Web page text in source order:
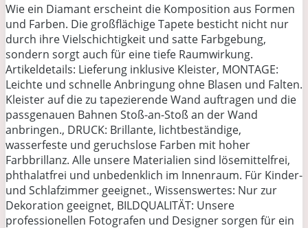
Wie ein Diamant erscheint die Komposition aus Formen
und Farben. Die großflächige Tapete besticht nicht nur
durch ihre Vielschichtigkeit und satte Farbgebung,
sondern sorgt auch für eine tiefe Raumwirkung.
Artikeldetails: Lieferung inklusive Kleister, MONTAGE:
Leichte und schnelle Anbringung ohne Blasen und Falten.
Kleister auf die zu tapezierende Wand auftragen und die
passgenauen Bahnen Stoß-an-Stoß an der Wand
anbringen., DRUCK: Brillante, lichtbeständige,
wasserfeste und geruchslose Farben mit hoher
Farbbrillanz. Alle unsere Materialien sind lösemittelfrei,
phthalatfrei und unbedenklich im Innenraum. Für Kinder-
und Schlafzimmer geeignet., Wissenswertes: Nur zur
Dekoration geeignet, BILDQUALITÄT: Unsere
professionellen Fotografen und Designer sorgen für ein